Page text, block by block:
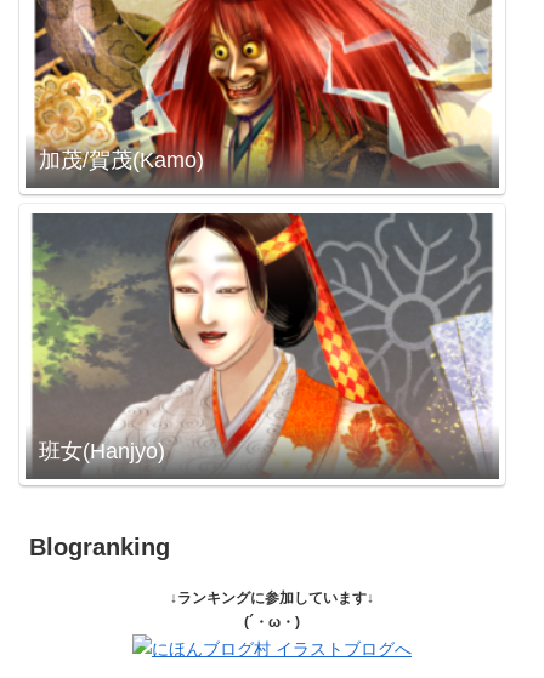
加茂/賀茂(Kamo)
班女(Hanjyo)
Blogranking
↓ランキングに参加しています↓
(´・ω・)